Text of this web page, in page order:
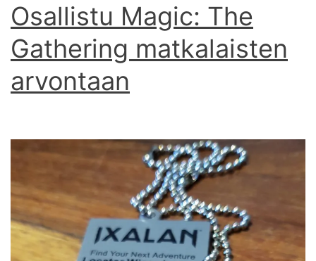
Osallistu Magic: The
Gathering matkalaisten
arvontaan